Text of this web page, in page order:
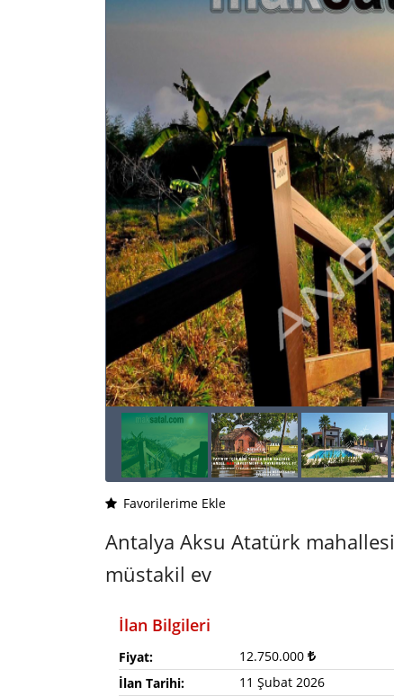
Favorilerime Ekle
Antalya Aksu Atatürk
müstakil ev
İlan Bilgileri
Fiyat: 12.750.000
İlan Tarihi:
11 Şubat 2026